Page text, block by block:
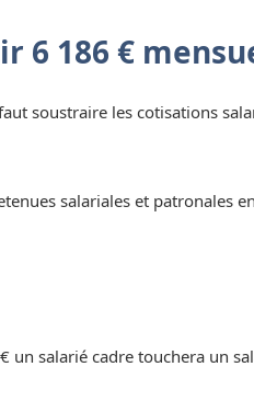
6 186 €
soustraire les cotisations
salariales et patronales
un salarié cadre touchera un